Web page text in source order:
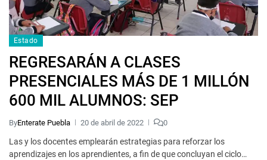
Estado
REGRESARÁN A CLASES
PRESENCIALES MÁS DE 1 MILLÓN
600 MIL ALUMNOS: SEP
ByEnterate Puebla 20 de abril de 2022 0
Las y los docentes emplearán estrategias para reforzar los
aprendizajes en los aprendientes, a fin de que concluyan el ciclo…